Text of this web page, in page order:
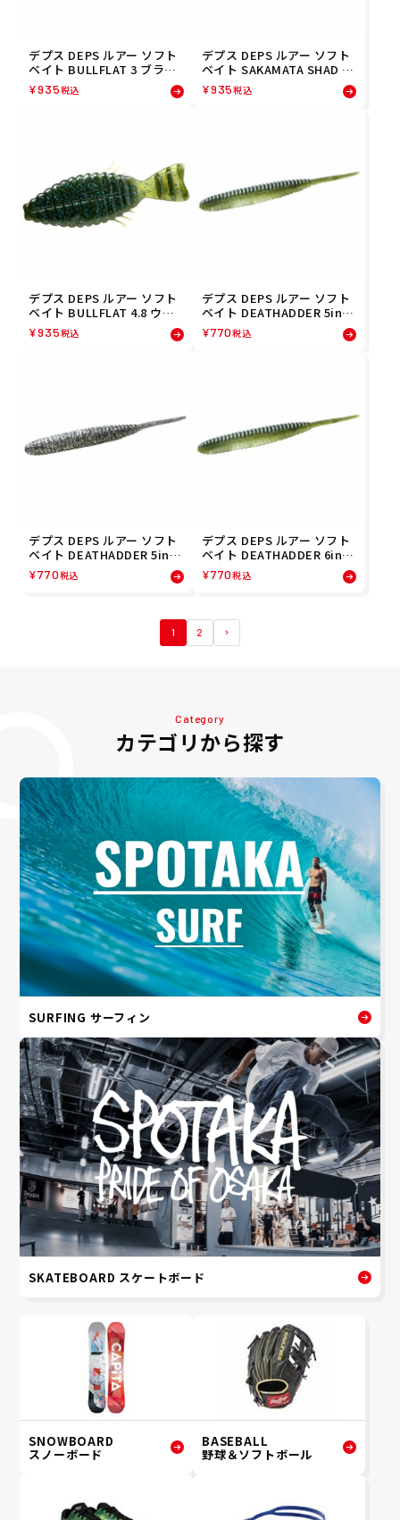
デプス DEPS ルアー ソフト
ベイト BULLFLAT 3 ブラッ
ク/ブルーフレーク(07) 4544
565695074 フィッシング 釣
¥935税込
デプス DEPS ルアー ソフト
ベイト SAKAMATA SHAD 8
パールグリッター(108) 454
4565690086 フィッシング
¥935税込
デプス DEPS ルアー ソフト
ベイト BULLFLAT 4.8 ウォ
ーターメロン/ブルーフレー
ク(11) 4544565684115 フィ
¥935税込
デプス DEPS ルアー ソフト
ベイト DEATHADDER 5inch
クリア・ウォーターメロン
(26) 4544565142264 フィッ
¥770税込
デプス DEPS ルアー ソフト
ベイト DEATHADDER 5inch
スモーク/シルバーフレーク
(04) 4544565142042 フィッ
¥770税込
デプス DEPS ルアー ソフト
ベイト DEATHADDER 6inch
クリア・ウォーターメロン
(26) 4544565140260 フィッ
¥770税込
1 2
Category
カテゴリから探す
SURFING サーフィン
SKATEBOARD スケートボード
SNOWBOARD
スノーボード
BASEBALL
野球＆ソフトボール